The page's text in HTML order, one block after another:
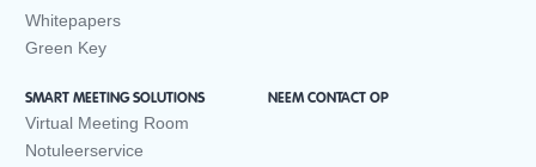
Whitepapers
Green Key
SMART MEETING SOLUTIONS
Virtual Meeting Room
Notuleerservice
NEEM CONTACT OP